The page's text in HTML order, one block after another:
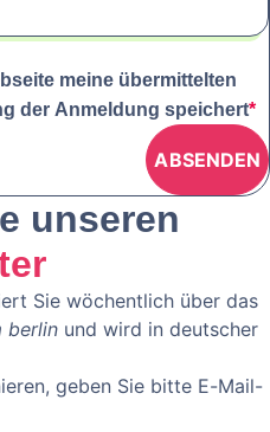
meine übermittelten
der Anmeldung speichert*
unseren
Sie wöchentlich über das
berlin und wird in deutscher
geben Sie bitte E-Mail-